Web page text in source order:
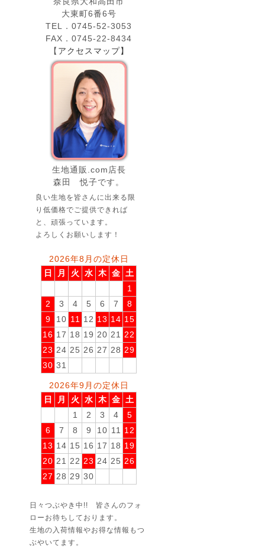
大東町6番6号
TEL．0745-52-3053
FAX．0745-22-8434
【 アクセスマップ】
生地通販.com店長
森田 悦子です。
良い生地を皆さんに出来る限
り低価格でご提供できれば
と、頑張っています。
よろしくお願いします！
2026年8月の定休日
日
月 火 水 木 金 土
1
2
3 4 5 6 7
8
9
10 11 12 13 14 15
16 17 18 19 20 21 22
23 24 25 26 27 28 29
30 31
2026年9月の定休日
日
月 火 水 木 金 土
1
2 3 4
5
6
7 8 9 10 11 12
13 14 15 16 17 18 19
20 21 22 23 24 25 26
27 28 29 30
日々つぶやき中!! 皆さんのフォ
ローお待ちしております。
生地の入荷情報やお得な情報もつ
ぶやいてます。